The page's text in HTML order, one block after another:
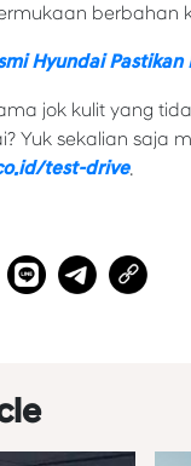
berbahan
Hyundai
jok kulit yang
Yuk sekalian saja
test-drive.